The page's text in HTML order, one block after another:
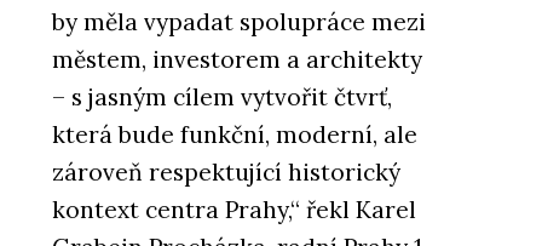
by měla vypadat spolupráce mezi
městem, investorem a architekty
– s jasným cílem vytvořit čtvrť,
která bude funkční, moderní, ale
zároveň respektující historický
kontext centra Prahy,“ řekl Karel